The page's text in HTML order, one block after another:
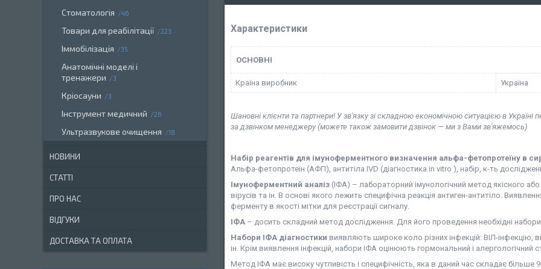
Характеристики
ОСНОВНІ
Країна виробник Україна
Шановні клієнти та партнери! У зв'язку зі складною економічною ситуацією в
за дзвінком менеджеру (можете також замовити дзвінок — ми з Вами зв'яжемось)
Набір реагентів для імуноферментного визначення альфа-фетопротеїну в
Альфа-фетопротеїн (АФП), антитіла IVD (діагностика in vitro ), набір, к-ть
Імуноферментний аналіз (ІФА) – лабораторний імунологічний метод якісного
вірусів та ін. В основі якого лежить специфічна реакція антиген-антитіло.
ферменту в якості мітки для реєстрації сигналу.
ІФА – досить складний метод дослідження. Для його проведення необхідні набори
Набори ІФА діагностики виявляють широке коло різних інфекцій: ВІЛ-інфекцію,
ін. Крім виявлення інфекцій, набори ІФА оцінюють гормональний і алергологічний
Метод ІФА має високу чутливість і специфічність, яка в даний час складає більше
Стоматологія 46
Товари для реабілітації 223
Іммобілізація 35
Анатомічні моделі і
тренажери
3
Кріосауни 3
Інструмент медичний 26
Ультразвукове очищення 18
НОВИНИ
СТАТТІ
ПРО НАС
ВІДГУКИ
ДОСТАВКА ТА ОПЛАТА